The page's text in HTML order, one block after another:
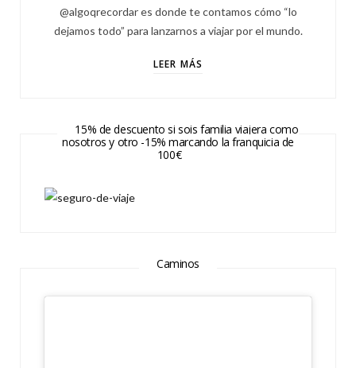
@algoqrecordar es donde te contamos cómo “lo
dejamos todo” para lanzarnos a viajar por el mundo.
LEER MÁS
15% de descuento si sois familia viajera como
nosotros y otro -15% marcando la franquicia de
100€
Caminos